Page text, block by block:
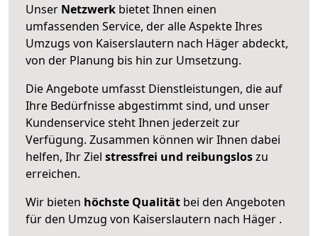
Unser Netzwerk bietet Ihnen einen
umfassenden Service, der alle Aspekte Ihres
Umzugs von Kaiserslautern nach Häger abdeckt,
von der Planung bis hin zur Umsetzung.
Die Angebote umfasst Dienstleistungen, die auf
Ihre Bedürfnisse abgestimmt sind, und unser
Kundenservice steht Ihnen jederzeit zur
Verfügung. Zusammen können wir Ihnen dabei
helfen, Ihr Ziel stressfrei und reibungsloszu
erreichen.
Wir bieten höchste Qualität bei den Angeboten
für den Umzug von Kaiserslautern nach Häger .